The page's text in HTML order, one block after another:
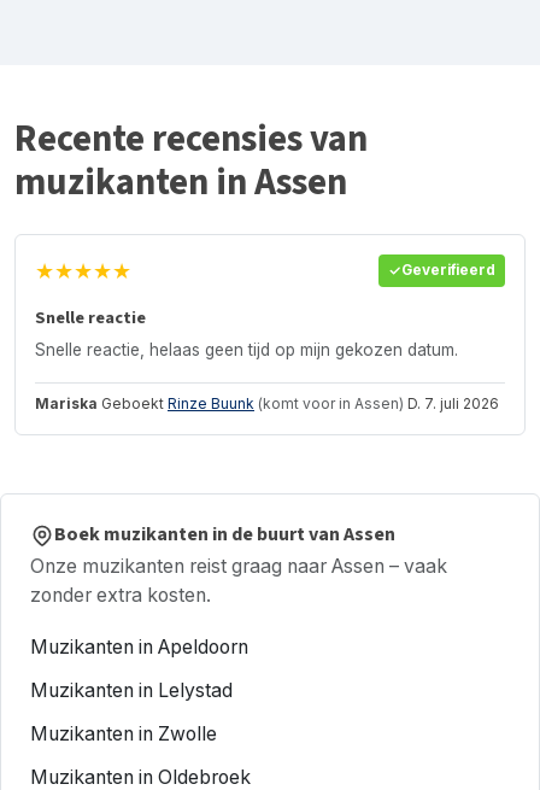
Recente recensies van
muzikanten in Assen
★★★★★ Geverifieerd
Snelle reactie
Snelle reactie, helaas geen tijd op mijn gekozen datum.
Mariska Geboekt Rinze Buunk (komt voor in Assen) D. 7. juli 2026
Boek muzikanten in de buurt van Assen
Onze muzikanten reist graag naar Assen – vaak
zonder extra kosten.
Muzikanten in Apeldoorn
Muzikanten in Lelystad
Muzikanten in Zwolle
Muzikanten in Oldebroek